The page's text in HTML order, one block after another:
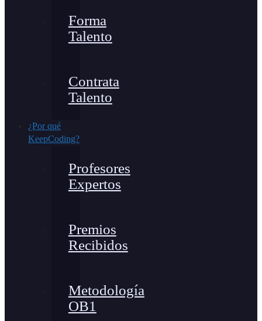
Forma
Talento
Contrata
Talento
¿Por qué
KeepCoding?
Profesores
Expertos
Premios
Recibidos
Metodología
OB1